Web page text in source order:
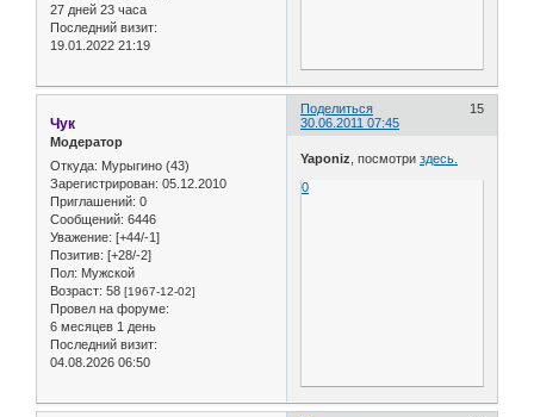
27 дней 23 часа
Последний визит:
19.01.2022 21:19
Поделиться
15
30.06.2011 07:45
Чук
Модератор
Откуда: Мурыгино (43)
Зарегистрирован: 05.12.2010
Приглашений: 0
Сообщений: 6446
Уважение: [+44/-1]
Позитив: [+28/-2]
Пол: Мужской
Возраст: 58 [1967-12-02]
Провел на форуме:
6 месяцев 1 день
Последний визит:
04.08.2026 06:50
Yaponiz , посмотриздесь.
0